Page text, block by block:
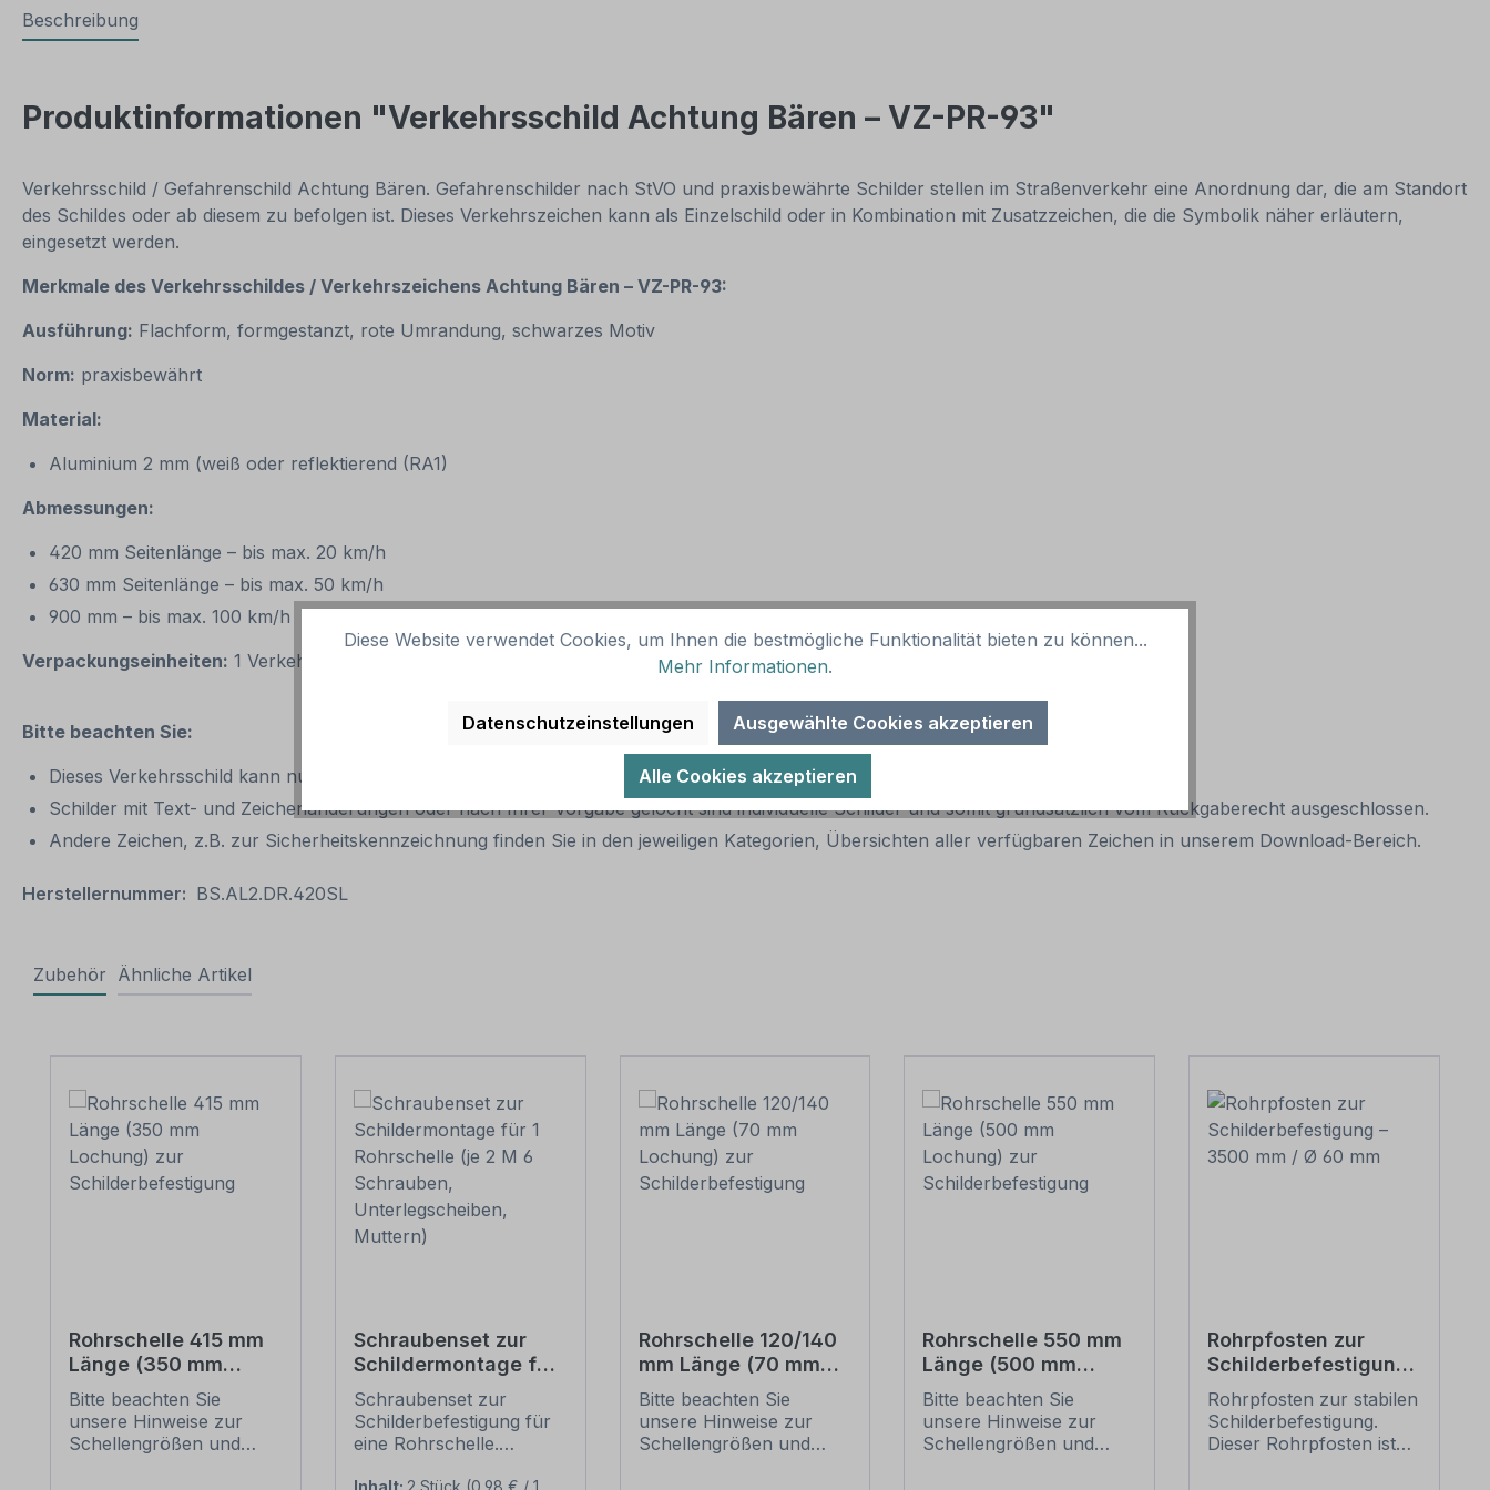
Beschreibung
Produktinformationen "Verkehrsschild Achtung Bären – VZ-PR-93"
Verkehrsschild / Gefahrenschild Achtung Bären. Gefahrenschilder nach StVO und praxisbewährte Schilder stellen im Straßenverkehr eine Anordnung dar, die am Standort
des Schildes oder ab diesem zu befolgen ist. Dieses Verkehrszeichen kann als Einzelschild oder in Kombination mit Zusatzzeichen, die die Symbolik näher erläutern,
eingesetzt werden.
Merkmale des Verkehrsschildes / Verkehrszeichens Achtung Bären – VZ-PR-93:
Ausführung: Flachform, formgestanzt, rote Umrandung, schwarzes Motiv
Norm: praxisbewährt
Material:
Aluminium 2 mm (weiß oder reflektierend (RA1)
Abmessungen:
420 mm Seitenlänge – bis max. 20 km/h
630 mm Seitenlänge – bis max. 50 km/h
900 mm – bis max. 100 km/h
Verpackungseinheiten: 1 Verkehrszeichen / Verkehrsschild
Bitte beachten Sie:
Dieses Verkehrsschild kann nur unverändert gemäß der Artikelabbildung bestellt werden.
Schilder mit Text- und Zeichenänderungen oder nach Ihrer Vorgabe gelocht sind individuelle Schilder und somit grundsätzlich vom Rückgaberecht ausgeschlossen.
Andere Zeichen, z.B. zur Sicherheitskennzeichnung finden Sie in den jeweiligen Kategorien, Übersichten aller verfügbaren Zeichen in unserem Download-Bereich.
Herstellernummer: BS.AL2.DR.420SL
Zubehör Ähnliche Artikel
Rohrschelle 415 mm
Länge (350 mm
Lochung) zur
Schilderbefestigung
Bitte beachten Sie
unsere Hinweise zur
Schellengrößen und
Schraubenset zur
Schildermontage für
1 Rohrschelle (je 2 M
6 Schrauben,
Unterlegscheiben,
Schraubenset zur
Schilderbefestigung für
eine Rohrschelle.
Inhalt: 2 Stück (0,98 € / 1
Rohrschelle 120/140
mm Länge (70 mm
Lochung) zur
Schilderbefestigung
Bitte beachten Sie
unsere Hinweise zur
Schellengrößen und
Rohrschelle 550 mm
Länge (500 mm
Lochung) zur
Schilderbefestigung
Bitte beachten Sie
unsere Hinweise zur
Schellengrößen und
Rohrpfosten zur
Schilderbefestigung
– 3500 mm / Ø 60
mm
Rohrpfosten zur stabilen
Schilderbefestigung.
Dieser Rohrpfosten ist
Diese Website verwendet Cookies, um Ihnen die bestmögliche Funktionalität bieten zu können...
Mehr Informationen.
Datenschutzeinstellungen Ausgewählte Cookies akzeptieren
Alle Cookies akzeptieren